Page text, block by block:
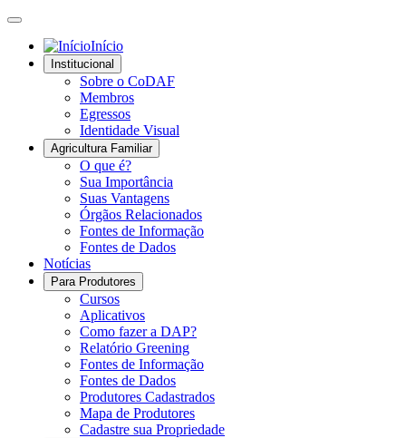
Início
Institucional
Sobre o CoDAF
Membros
Egressos
Identidade Visual
Agricultura Familiar
O que é?
Sua Importância
Suas Vantagens
Órgãos Relacionados
Fontes de Informação
Fontes de Dados
Notícias
Para Produtores
Cursos
Aplicativos
Como fazer a DAP?
Relatório Greening
Fontes de Informação
Fontes de Dados
Produtores Cadastrados
Mapa de Produtores
Cadastre sua Propriedade